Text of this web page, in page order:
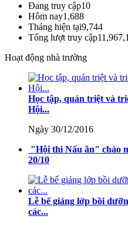
238/2025/NĐ-CP
Quy định về chính sách học
chi phí học tập và giá dịch vụ
Lượt xem:347 | lượt tải:223
71-NQ/TW
giáo dục và đào tạo
Lượt xem:514 | lượt tải:0
08/2025/TT-BGDĐT
Thông tư số 08/2025/TT-
Quy định thời hạn lưu trữ hồ
đào tạo
Đang truy cập10
Hôm nay1,688
Tháng hiện tại9,744
Tổng lượt truy cập
Hoạt động nhà trường
Học tập, quán triệt và
Hội...
Ngày 30/12/2016
"Hội thi Nấu ăn" chào
20/10
Lễ bế giảng lớp bồi
các...